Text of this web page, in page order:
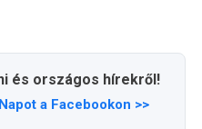
és országos hírekről!
a Facebookon >>